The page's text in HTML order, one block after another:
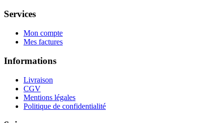
Services
Mon compte
Mes factures
Informations
Livraison
CGV
Mentions légales
Politique de confidentialité